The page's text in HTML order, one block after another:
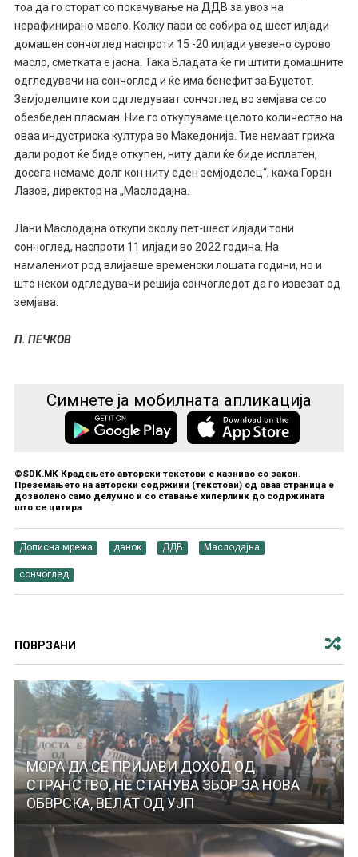
тоа да го сторат со покачување на ДДВ за увоз на
нерафинирано масло. Колку пари се собира од шест илјади
домашен сончоглед наспроти 15 -20 илјади увезено сурово
масло, сметката е јасна. Така Владата ќе ги штити домашните
одгледувачи на сончоглед и ќе има бенефит за Буџетот.
Земјоделците кои одгледуваат сончоглед во земјава се со
обезбеден пласман. Ние го откупуваме целото количество на
оваа индустриска култура во Македонија. Тие немаат грижа
дали родот ќе биде откупен, ниту дали ќе биде исплатен,
досега немаме долг кон ниту еден земјоделец“, кажа Горан
Лазов, директор на „Маслодајна.
Лани Маслодајна откупи околу пет-шест илјади тони
сончоглед, наспроти 11 илјади во 2022 година. На
намалениот род влијаеше временски лошата години, но и
што некои одгледувачи решија сончогледот да го извезат од
земјава.
П. ПЕЧКОВ
Симнете ја мобилната апликација
©SDK.MK Крадењето авторски текстови е казниво со закон.
Преземањето на авторски содржини (текстови) од оваа страница е
дозволено само делумно и со ставање хиперлинк до содржината
што се цитира
Дописна мрежа данок ДДВ Маслодајна
сончоглед
ПОВРЗАНИ
МОРА ДА СЕ ПРИЈАВИ ДОХОД ОД
СТРАНСТВО, НЕ СТАНУВА ЗБОР ЗА НОВА
ОБВРСКА, ВЕЛАТ ОД УЈП